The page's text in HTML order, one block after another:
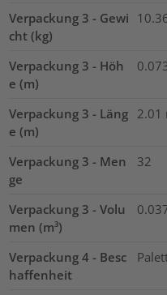
Verpackung 3 - Gewi
cht (kg)
Verpackung 3 - Höh
e (m)
Verpackung 3 - Läng
e (m)
2.01
Verpackung 3 - Men
ge
32
Verpackung 3 - Volu
men (m³)
Verpackung 4 - Besc
haffenheit